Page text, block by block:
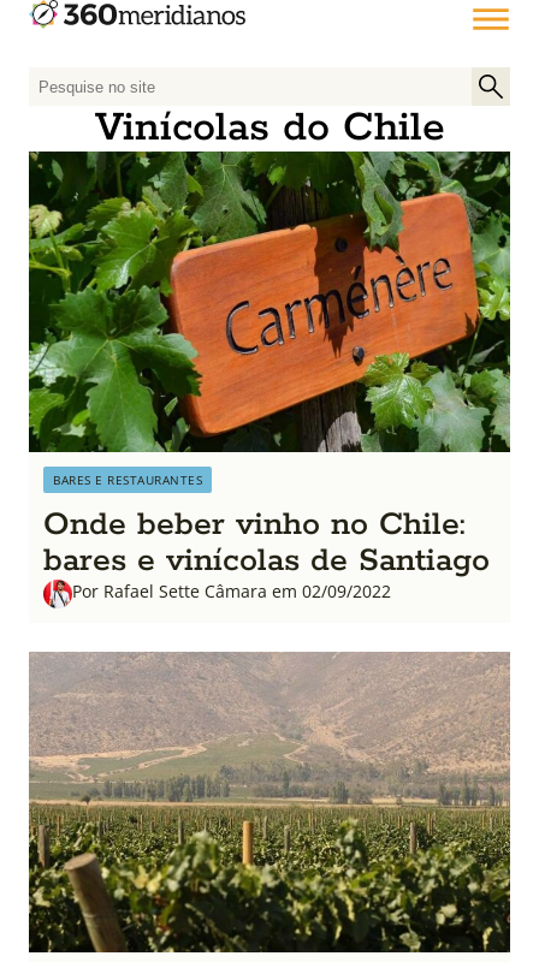
P
q
u
i
s
p
o
r
:
Vinícolas do Chile
BARES E RESTAURANTES
Onde beber vinho no Chile:
bares e vinícolas de Santiago
Por Rafael Sette Câmara em 02/09/2022